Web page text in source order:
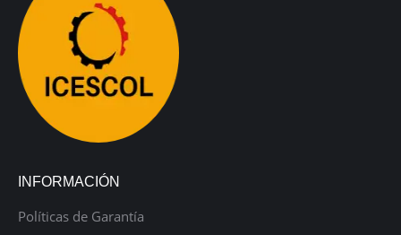
INFORMACIÓN
Políticas de Garantía